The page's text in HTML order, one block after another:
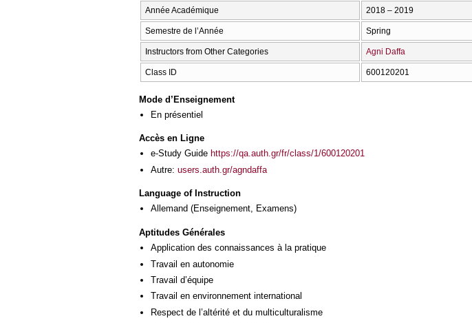
Année Académique 2018 – 2019
Semestre de l’Année Spring
Instructors from Other Categories Agni Daffa
Class ID 600120201
Mode d’Enseignement
En présentiel
Accès en Ligne
e-Study Guide https://qa.auth.gr/fr/class/1/600120201
Autre: users.auth.gr/agndaffa
Language of Instruction
Allemand (Enseignement, Examens)
Aptitudes Générales
Application des connaissances à la pratique
Travail en autonomie
Travail d’équipe
Travail en environnement international
Respect de l’altérité et du multiculturalisme